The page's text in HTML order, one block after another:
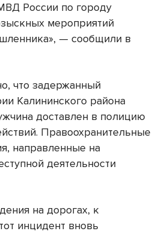
России по городу
мероприятий
— сообщили в
что задержанный
Калининского района
доставлен в полицию
Правоохранительные
направленные на
деятельности
на дорогах, к
инцидент вновь